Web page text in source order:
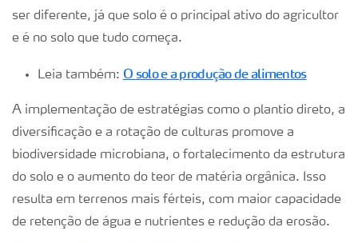
ser diferente, já que solo é o principal ativo do agricultor
e é no solo que tudo começa.
Leia também: O solo e a produção de alimentos
A implementação de estratégias como o plantio direto, a
diversificação e a rotação de culturas promove a
biodiversidade microbiana, o fortalecimento da estrutura
do solo e o aumento do teor de matéria orgânica. Isso
resulta em terrenos mais férteis, com maior capacidade
de retenção de água e nutrientes e redução da erosão.